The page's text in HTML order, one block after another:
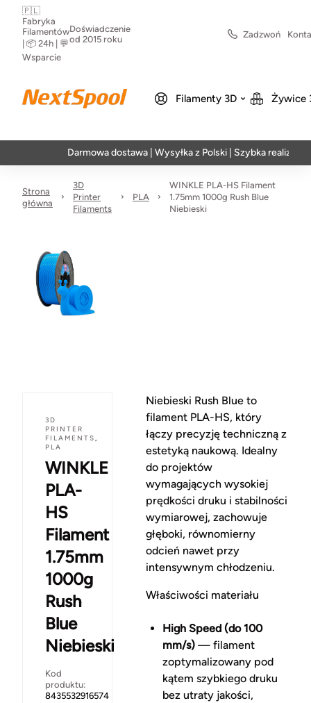
🇵🇱
Fabryka
Filamentów
| 📦 24h | 💬
Wsparcie
Doświadczenie
od 2015 roku
Zadzwoń
Filamenty 3D Żywice
Darmowa dostawa | Wysyłka z Polski | Szybka realizacja w 24h
Strona
główna
3D
Printer
Filaments
PLA
WINKLE PLA-HS Filament
1.75mm 1000g Rush Blue
Niebieski
3D
PRINTER
FILAMENTS,
PLA
WINKLE
PLA-
HS
Filament
1.75mm
1000g
Rush
Blue
Niebieski
Kod
produktu:
8435532916574
Niebieski Rush Blue to
filament PLA-HS, który
łączy precyzję techniczną z
estetyką naukową. Idealny
do projektów
wymagających wysokiej
prędkości druku i stabilności
wymiarowej, zachowuje
głęboki, równomierny
odcień nawet przy
intensywnym chłodzeniu.
Właściwości materiału
High Speed (do 100
mm/s)— filament
zoptymalizowany pod
kątem szybkiego druku
bez utraty jakości,